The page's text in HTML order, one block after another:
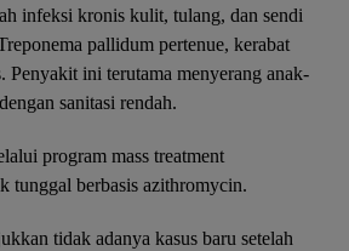
infeksi kronis kulit, tulang, dan sendi
pallidum pertenue, kerabat
Penyakit ini terutama menyerang anak-
sanitasi rendah.
program mass treatment
tunggal berbasis azithromycin.
tidak adanya kasus baru setelah